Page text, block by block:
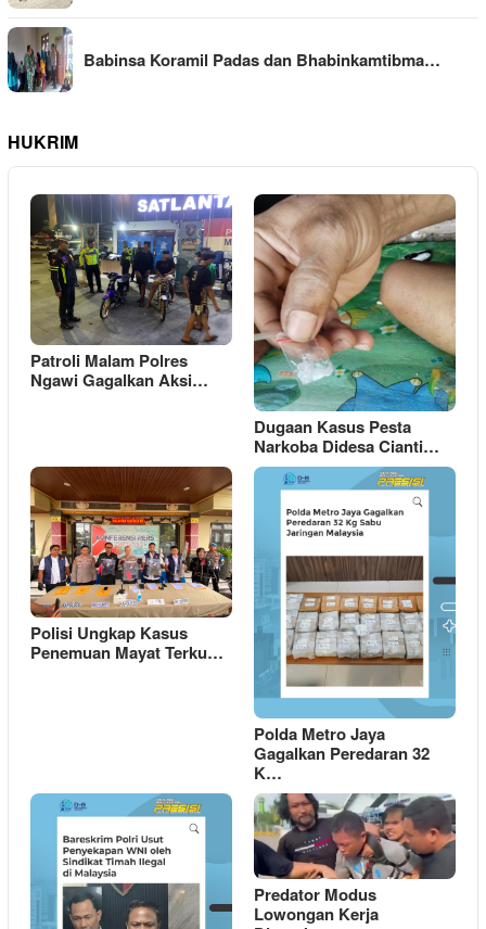
Babinsa Koramil Padas dan Bhabinkamtibma…
HUKRIM
Patroli Malam Polres
Ngawi Gagalkan Aksi…
Dugaan Kasus Pesta
Narkoba Didesa Cianti…
Polisi Ungkap Kasus
Penemuan Mayat Terku…
Polda Metro Jaya
Gagalkan Peredaran 32
K…
Predator Modus
Lowongan Kerja